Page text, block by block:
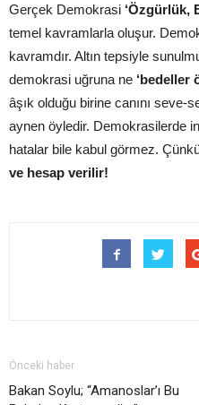
Gerçek Demokrasi ‘Özgürlük,
temel kavramlarla oluşur.
kavramdır. Altın tepsiyle
demokrasi uğruna ne ‘bedeller
âşık olduğu birine canını
aynen öyledir. Demokrasilerde
hatalar bile kabul görmez.
ve hesap verilir!
Önceki haber
Bakan Soylu; “Amanoslar’ı Bu